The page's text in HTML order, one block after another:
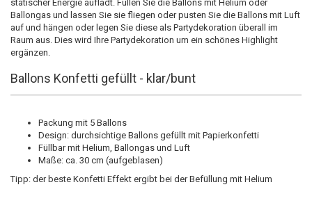
statischer Energie auflädt. Füllen Sie die Ballons mit Helium oder
Ballongas und lassen Sie sie fliegen oder pusten Sie die Ballons mit Luft
auf und hängen oder legen Sie diese als Partydekoration überall im
Raum aus. Dies wird Ihre Partydekoration um ein schönes Highlight
ergänzen.
Ballons Konfetti gefüllt - klar/bunt
Packung mit 5 Ballons
Design: durchsichtige Ballons gefüllt mit Papierkonfetti
Füllbar mit Helium, Ballongas und Luft
Maße: ca. 30 cm (aufgeblasen)
Tipp: der beste Konfetti Effekt ergibt bei der Befüllung mit Helium